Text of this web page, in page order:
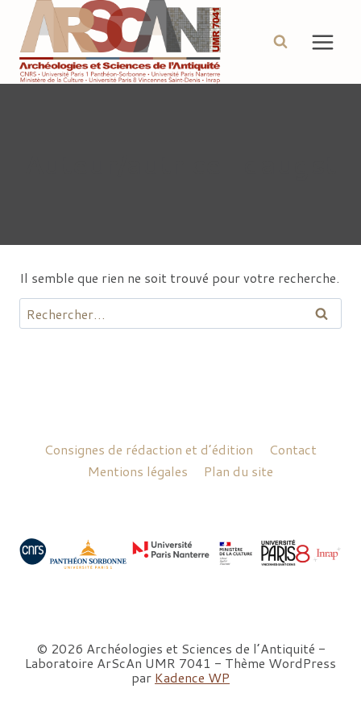
contenu
Il semble que rien ne soit trouvé pour votre recherche.
Rechercher :
Consignes de rédaction et d’édition
Contact
Mentions légales
Plan du site
© 2026 Archéologies et Sciences de l’Antiquité -
Laboratoire ArScAn UMR 7041 - Thème WordPress
par Kadence WP